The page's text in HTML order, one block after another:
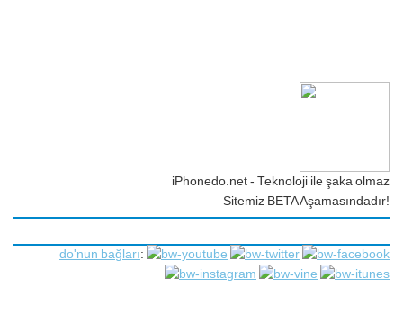
iPhonedo.net - Teknoloji ile şaka olmaz
Sitemiz BETA Aşamasındadır!
do'nun bağları: